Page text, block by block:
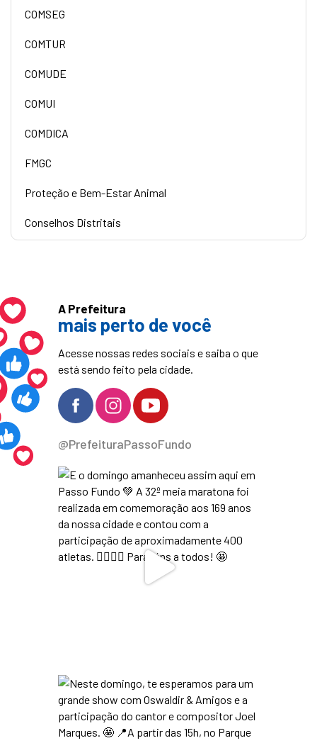
COMSEG
COMTUR
COMUDE
COMUI
COMDICA
FMGC
Proteção e Bem-Estar Animal
Conselhos Distritais
A Prefeitura
mais perto de você
Acesse nossas redes sociais e saiba o que
está sendo feito pela cidade.
@PrefeituraPassoFundo